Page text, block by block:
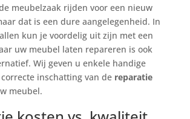
meubelzaak rijden voor een nieuw
dat is een dure aangelegenheid. In
kun je voordelig uit zijn met een
uw meubel laten repareren is ook
Wij geven u enkele handige
inschatting van de reparatie
meubel.